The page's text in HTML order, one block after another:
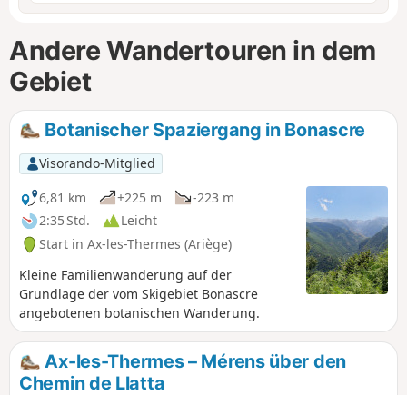
Andere Wandertouren in dem
Gebiet
Botanischer Spaziergang in Bonascre
Visorando-Mitglied
6,81 km
+225 m
-223 m
2:35 Std.
Leicht
Start in Ax-les-Thermes (Ariège)
Kleine Familienwanderung auf der
Grundlage der vom Skigebiet Bonascre
angebotenen botanischen Wanderung.
Ax-les-Thermes – Mérens über den
Chemin de Llatta